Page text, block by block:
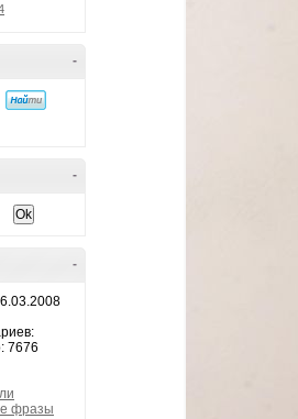
-
-
-
7676
фразы